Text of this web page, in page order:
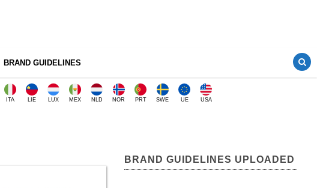
BRAND GUIDELINES
ITA LIE LUX MEX NLD NOR PRT SWE UE USA
BRAND GUIDELINES UPLOADED